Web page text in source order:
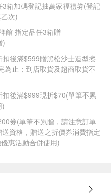
箱加碼登記抽萬家福禮劵(登記
次)
館 指定品任3箱贈
)
後滿$599贈黑松沙士造型擦
為止；到店取貨及超商取貨不
後滿$999現折$70(單筆不累
)
券(單筆不累贈，請注意訂單
資格，贈送之折價券消費指定
惠活動合併使用)